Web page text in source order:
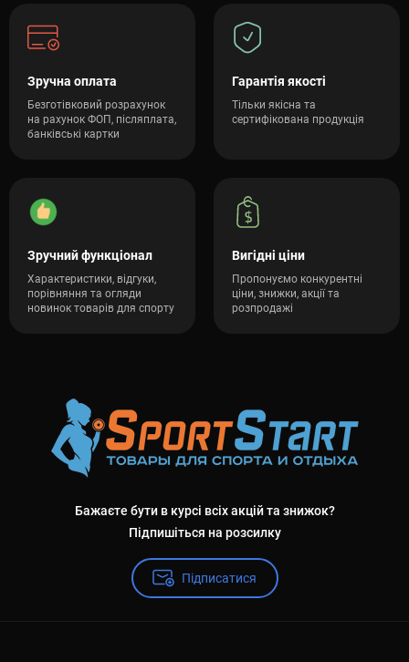
Зручна оплата
Безготівковий розрахунок
на рахунок ФОП, післяплата,
банківські картки
Гарантія якості
Тільки якісна та
сертифікована продукція
Зручний функціонал
Характеристики, відгуки,
порівняння та огляди
новинок товарів для спорту
Вигідні ціни
Пропонуємо конкурентні
ціни, знижки, акції та
розпродажі
Бажаєте бути в курсі всіх акцій та знижок?
Підпишіться на розсилку
Підписатися